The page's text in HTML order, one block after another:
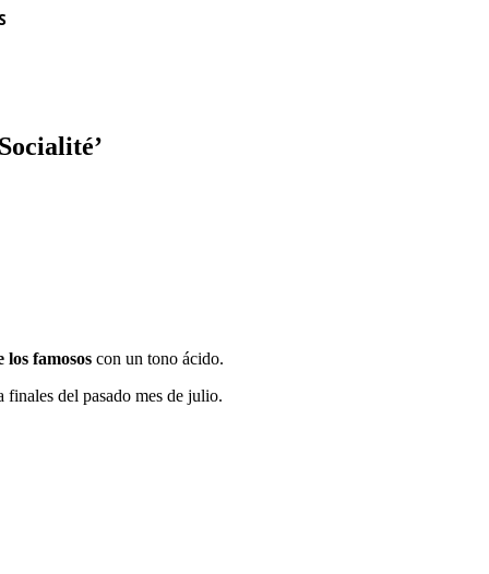
los famosos con un tono ácido.
finales del pasado mes de julio.